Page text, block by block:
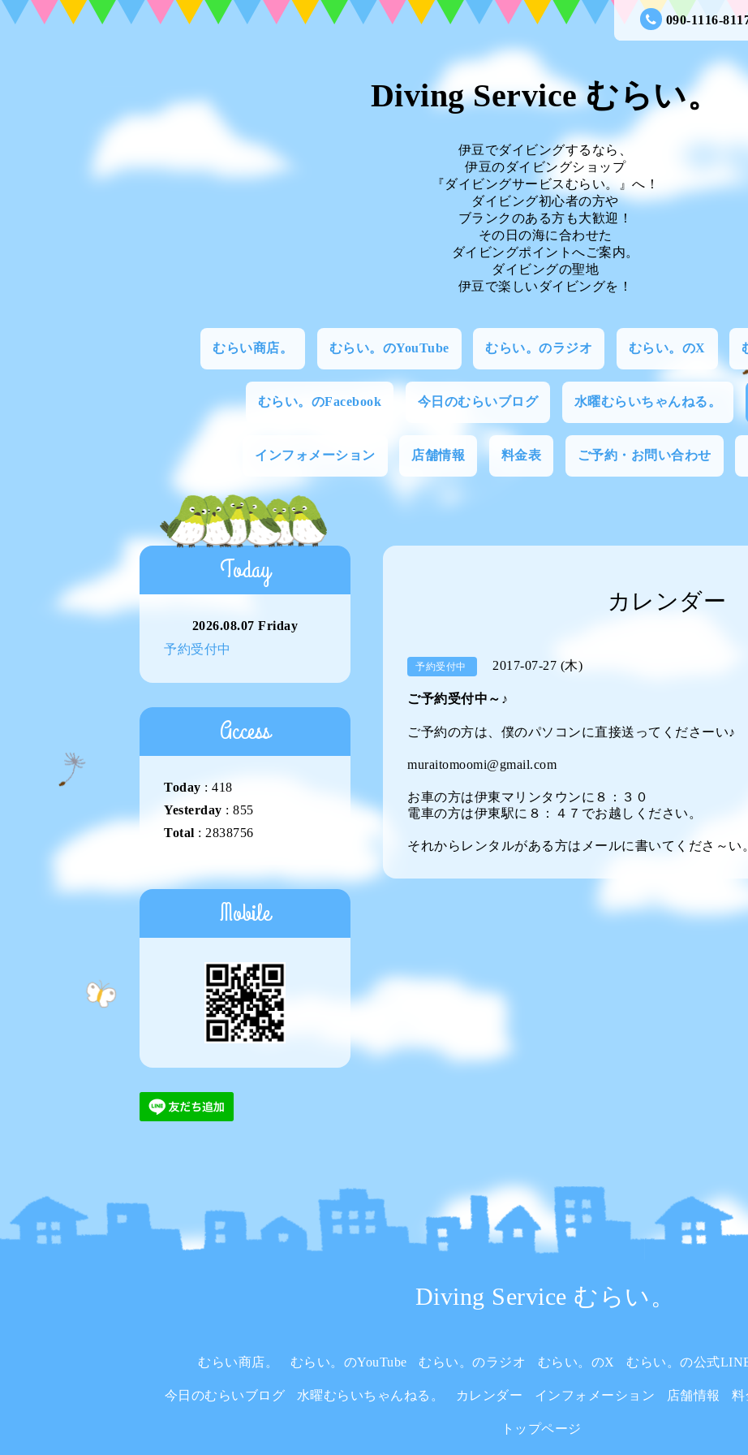
090-1116-
Diving Service むらい。
伊豆でダイビングするなら、
伊豆のダイビングショップ
『ダイビングサービスむらい。』へ！
ダイビング初心者の方や
ブランクのある方も大歓迎！
その日の海に合わせた
ダイビングポイントへご案内。
ダイビングの聖地
伊豆で楽しいダイビングを！
むらい商店。 むらい。のYouTube むらい。のラジオ むらい。のX
むらい。のFacebook 今日のむらいブログ 水曜むらいちゃんねる。
インフォメーション 店舗情報 料金表 ご予約・お問い合わせ
カレンダー
予約受付中 2017-07-27 (木)
ご予約受付中～♪
ご予約の方は、僕のパソコンに直接送ってくださーい♪
muraitomoomi@gmail.com
お車の方は伊東マリンタウンに８：３０
電車の方は伊東駅に８：４７でお越しください。
それからレンタルがある方はメールに書いてくださ～い。
Today
2026.08.07 Friday
予約受付中
Access
Today : 418
Yesterday : 855
Total : 2838756
Mobile
Diving Service むらい。
むらい商店。 むらい。のYouTube むらい。のラジオ むらい。のX むらい。の公式
今日のむらいブログ 水曜むらいちゃんねる。 カレンダー インフォメーション 店舗情報 料
トップページ